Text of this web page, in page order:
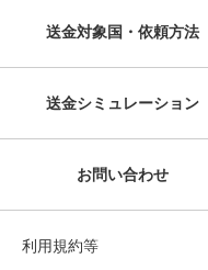
送金対象国・依頼方法
送金シミュレーション
お問い合わせ
利用規約等